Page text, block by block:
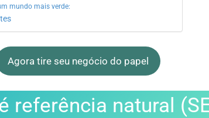
mundo mais verde:
Agora tire seu negócio do papel
referência natural